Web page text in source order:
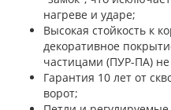
нагреве и ударе;
Высокая стойкость к
декоративное
частицами (ПУР-ПА)
Гарантия 10 лет от
ворот;